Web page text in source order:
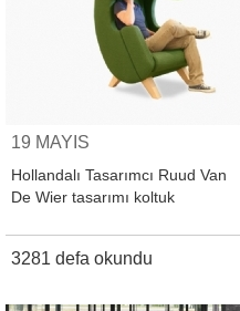
19 MAYIS
Hollandalı Tasarımcı Ruud Van
De Wier tasarımı koltuk
3281 defa okundu